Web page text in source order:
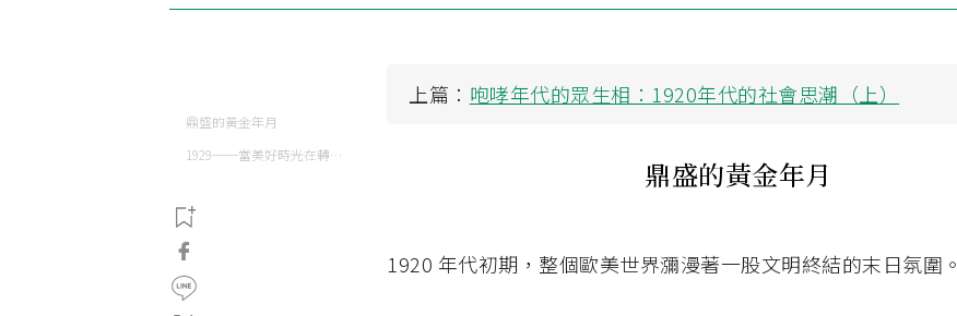
鼎盛的黃金年月
1929──當美好時光在轉瞬崩塌
上篇： 咆哮年代的眾生相：1920年代的社會思潮（上）
鼎盛的黃金年月
1920 年代初期，整個歐美世界瀰漫著一股文明終結的末日氛圍。